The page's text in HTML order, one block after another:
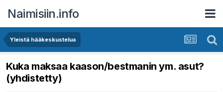
Naimisiin.info
Yleistä hääkeskustelua
Kuka maksaa kaason/bestmanin ym. asut?
(yhdistetty)